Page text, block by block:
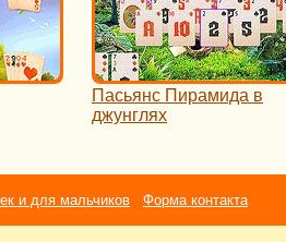
Пасьянс Пирамида в
джунглях
и для мальчиков Форма контакта